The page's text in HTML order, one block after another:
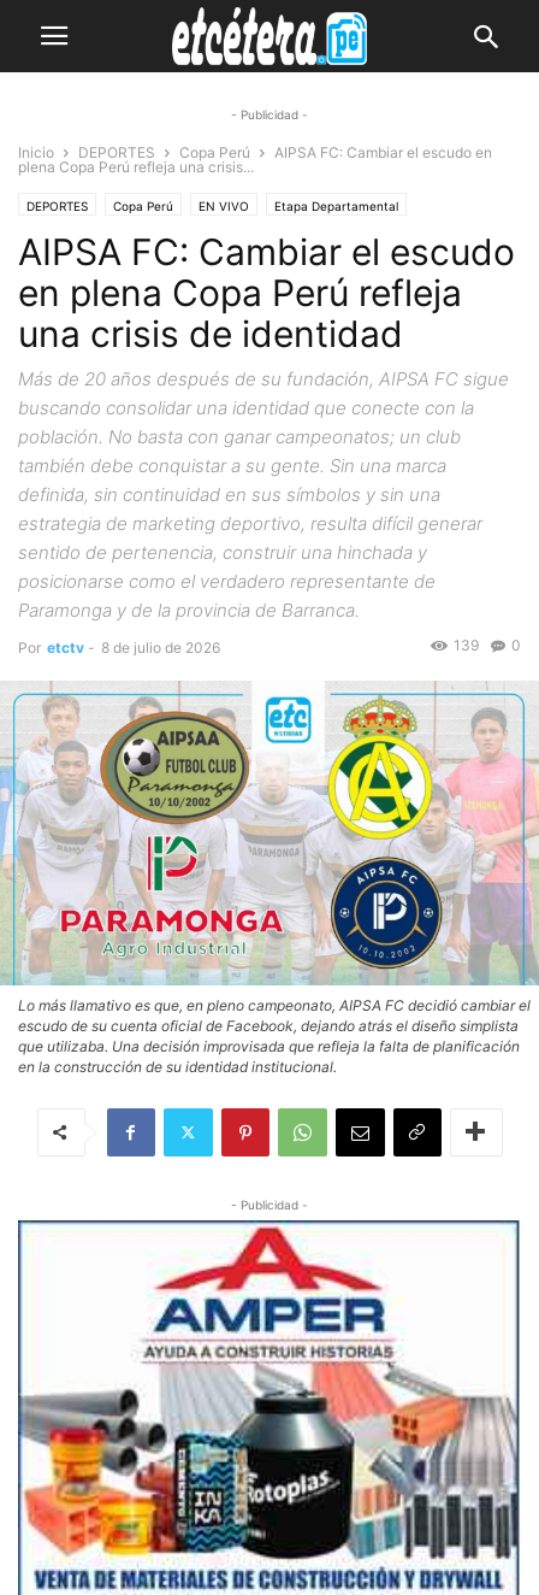
- Publicidad -
Inicio DEPORTES Copa Perú
AIPSA FC: Cambiar el escudo en
plena Copa Perú refleja una crisis...
DEPORTES Copa Perú EN VIVO Etapa Departamental
AIPSA FC: Cambiar el escudo
en plena Copa Perú refleja
una crisis de identidad
Más de 20 años después de su fundación, AIPSA FC sigue
buscando consolidar una identidad que conecte con la
población. No basta con ganar campeonatos; un club
también debe conquistar a su gente. Sin una marca
definida, sin continuidad en sus símbolos y sin una
estrategia de marketing deportivo, resulta difícil generar
sentido de pertenencia, construir una hinchada y
posicionarse como el verdadero representante de
Paramonga y de la provincia de Barranca.
Por etctv - 8 de julio de 2026 0
139
Lo más llamativo es que, en pleno campeonato, AIPSA FC decidió cambiar el
escudo de su cuenta oficial de Facebook, dejando atrás el diseño simplista
que utilizaba. Una decisión improvisada que refleja la falta de planificación
en la construcción de su identidad institucional.
- Publicidad -